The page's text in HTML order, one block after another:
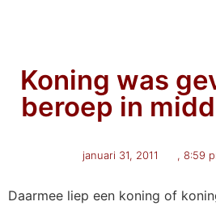
Koning was
beroep in
januari 31, 2011 , 8:59
Daarmee liep een koning of